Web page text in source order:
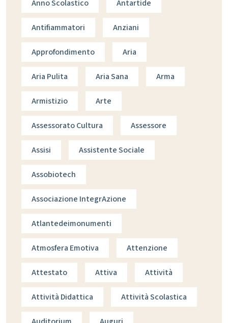
Anno Scolastico Antartide
Antifiammatori Anziani
Approfondimento Aria
Aria Pulita Aria Sana Arma
Armistizio Arte
Assessorato Cultura Assessore
Assisi Assistente Sociale
Assobiotech
Associazione IntegrAzione
Atlantedeimonumenti
Atmosfera Emotiva Attenzione
Attestato Attiva Attività
Attività Didattica Attività Scolastica